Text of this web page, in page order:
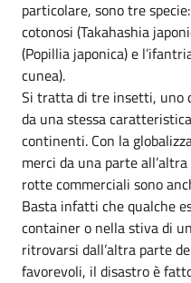
particolare, sono tre
cotonosi (Takahashia
(Popillia japonica) e
cunea).
Si tratta di tre insetti, uno
da una stessa
continenti. Con la
merci da una parte
rotte commerciali sono
Basta infatti che qualche
container o nella stiva di
ritrovarsi dall’altra parte
favorevoli, il disastro è